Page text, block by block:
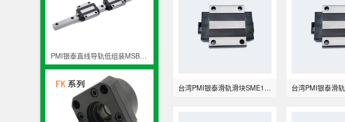
PMI银泰直线导轨低组装MSB系列
台湾PMI银泰滑轨滑块SME15LSB